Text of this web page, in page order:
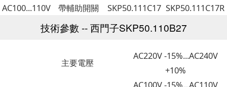
AC100...110V
帶輔助開關 SKP50.111C17 SKP50.111C17R
技術參數 -- 西門子SKP50.110B27
主要電壓
AC220V -15%...AC240V
+10%